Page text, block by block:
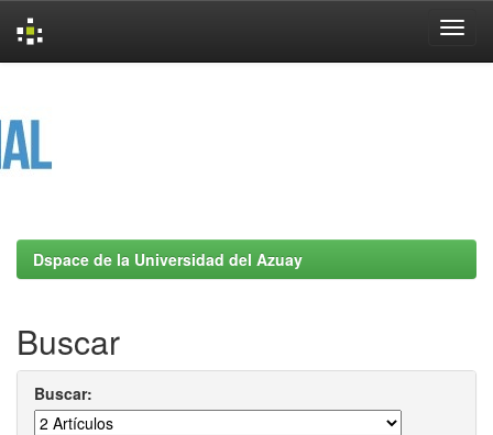
Dspace de la Universidad del Azuay
Buscar
Buscar: